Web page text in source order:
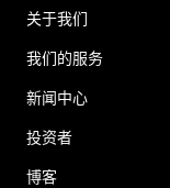
关于我们
我们的服务
新闻中心
投资者
博客